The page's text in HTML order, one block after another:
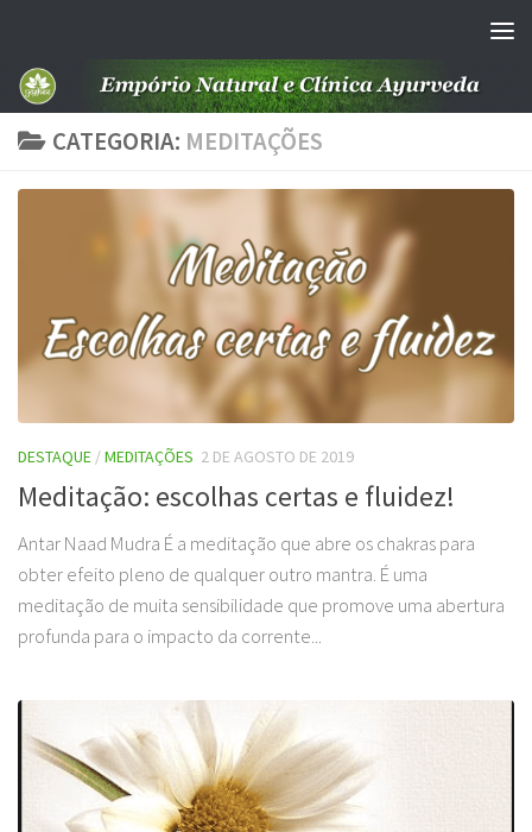
CATEGORIA: MEDITAÇÕES
DESTAQUE /MEDITAÇÕES 2 DE AGOSTO DE 2019
Meditação: escolhas certas e fluidez!
Antar Naad Mudra É a meditação que abre os chakras para
obter efeito pleno de qualquer outro mantra. É uma
meditação de muita sensibilidade que promove uma abertura
profunda para o impacto da corrente...